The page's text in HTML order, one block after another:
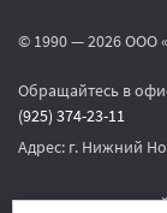
© 1990 — 2026 ООО
Обращайтесь в
(925) 374-23-11
Адрес: г. Нижний
или по